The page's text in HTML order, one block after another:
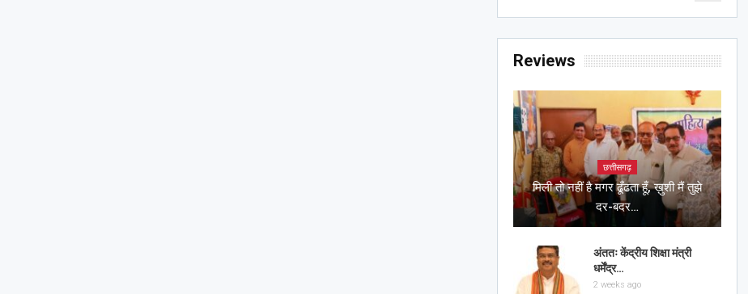
Reviews
छत्तीसगढ़
मिली तो नहीं है मगर ढूँढता हूँ, ख़ुशी मैं तुझे
दर-बदर…
अंततः केंद्रीय शिक्षा मंत्री
धर्मेंद्र…
2 weeks ago